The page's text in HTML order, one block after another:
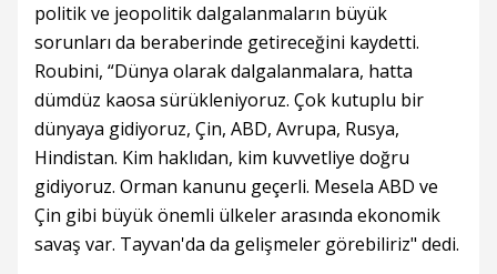
politik ve jeopolitik dalgalanmaların büyük
sorunları da beraberinde getireceğini kaydetti.
Roubini, “Dünya olarak dalgalanmalara, hatta
dümdüz kaosa sürükleniyoruz. Çok kutuplu bir
dünyaya gidiyoruz, Çin, ABD, Avrupa, Rusya,
Hindistan. Kim haklıdan, kim kuvvetliye doğru
gidiyoruz. Orman kanunu geçerli. Mesela ABD ve
Çin gibi büyük önemli ülkeler arasında ekonomik
savaş var. Tayvan'da da gelişmeler görebiliriz" dedi.